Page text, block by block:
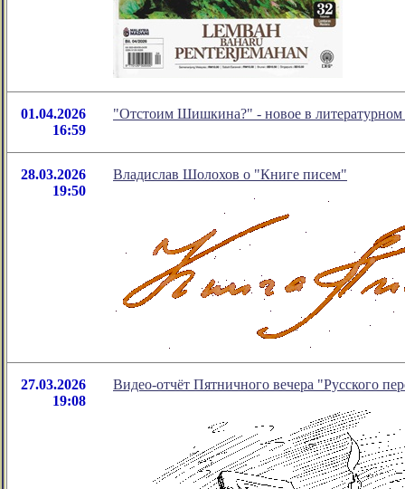
01.04.2026
16:59
"Отстоим Шишкина?" - новое в
28.03.2026
19:50
Владислав Шолохов о "Книге писем"
27.03.2026
19:08
Видео-отчёт Пятничного вечера "Русского